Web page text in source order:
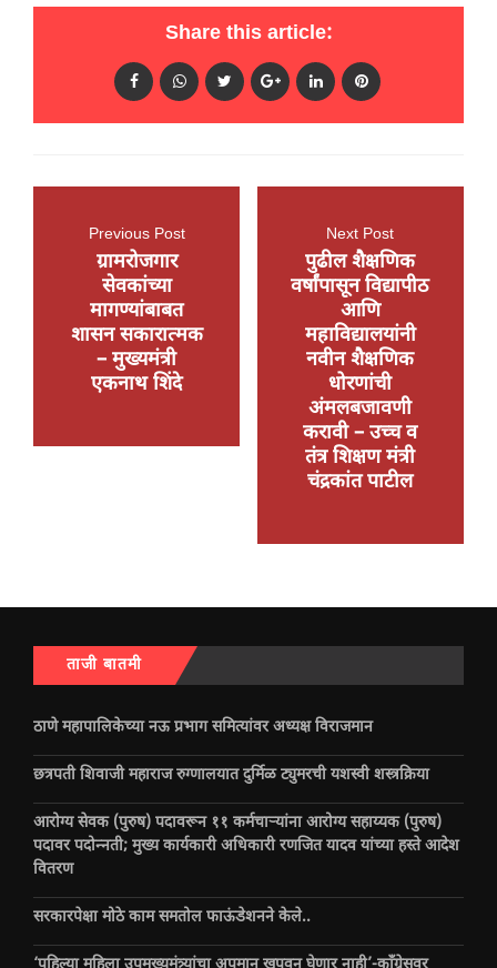
Share this article:
Previous Post
ग्रामरोजगार
सेवकांच्या
मागण्यांबाबत
शासन सकारात्मक
– मुख्यमंत्री
एकनाथ शिंदे
Next Post
पुढील शैक्षणिक
वर्षांपासून विद्यापीठ
आणि
महाविद्यालयांनी
नवीन शैक्षणिक
धोरणांची
अंमलबजावणी
करावी – उच्च व
तंत्र शिक्षण मंत्री
चंद्रकांत पाटील
ताजी बातमी
ठाणे महापालिकेच्या नऊ प्रभाग समित्यांवर अध्यक्ष विराजमान
छत्रपती शिवाजी महाराज रुग्णालयात दुर्मिळ ट्युमरची यशस्वी शस्त्रक्रिया
आरोग्य सेवक (पुरुष) पदावरून ११ कर्मचाऱ्यांना आरोग्य सहाय्यक (पुरुष)
पदावर पदोन्नती; मुख्य कार्यकारी अधिकारी रणजित यादव यांच्या हस्ते आदेश
वितरण
सरकारपेक्षा मोठे काम समतोल फाऊंडेशनने केले..